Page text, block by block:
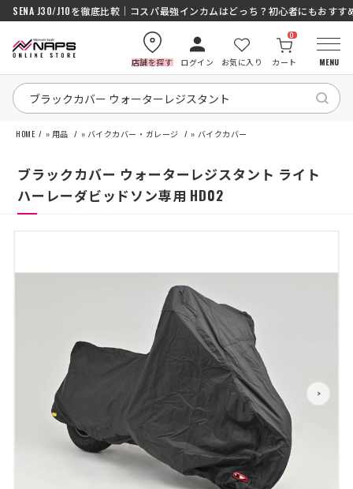
SENA J30/J10を徹底比較｜コスパ最強インカムはどっち？初心者にもおすす
店舗を探す ログイン お気に入り カート
0
MENU
カテゴリから探す
特集記事
コーポレートサイト
採用情報
特定商取引法に基づく表記
古物営業法に基づく表示/保険勧誘
方針
商品レビュー利用規約
HOME » 用品 » バイクカバー・ガレージ » バイクカバー
ブラックカバー ウォーターレジスタント ライト
ハーレーダビッドソン専用 HD02
>